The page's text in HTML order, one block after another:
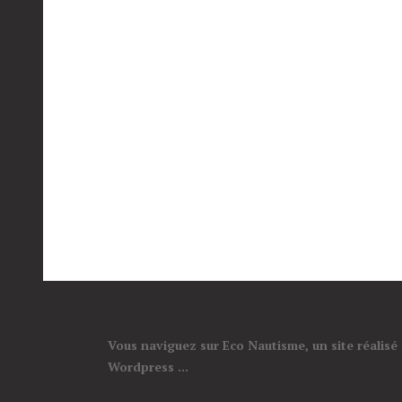
Vous naviguez sur Eco Nautisme, un site
Wordpress ...